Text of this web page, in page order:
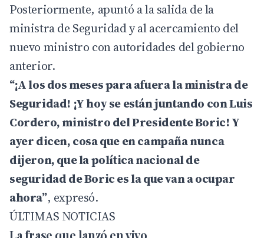
Posteriormente, apuntó a la salida de la
ministra de Seguridad y al acercamiento del
nuevo ministro con autoridades del gobierno
anterior.
“¡A los dos meses para afuera la ministra de
Seguridad! ¡Y hoy se están juntando con Luis
Cordero, ministro del Presidente Boric! Y
ayer dicen, cosa que en campaña nunca
dijeron, que la política nacional de
seguridad de Boric es la que van a ocupar
ahora”, expresó.
ÚLTIMAS NOTICIAS